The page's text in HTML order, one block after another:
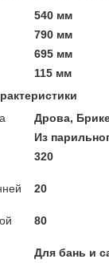
540 мм
790 мм
695 мм
115 мм
Дрова,
Из
320
20
80
Для бань и